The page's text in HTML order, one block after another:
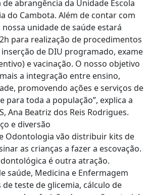
abrangência da Unidade Escola
do Cambota. Além de contar com
unidade de saúde estará
para realização de procedimentos
de DIU programado, exame
e vacinação. O nosso objetivo
a integração entre ensino,
promovendo ações e serviços de
para toda a população”, explica a
Ana Beatriz dos Reis Rodrigues.
e diversão
Odontologia vão distribuir kits de
as crianças a fazer a escovação.
é outra atração.
saúde, Medicina e Enfermagem
teste de glicemia, cálculo de